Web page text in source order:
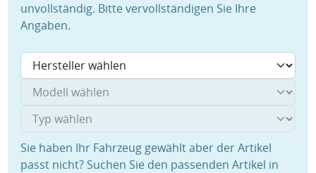
unvollständig. Bitte vervollständigen Sie Ihre
Angaben.
Sie haben Ihr Fahrzeug gewählt aber der Artikel
passt nicht? Suchen Sie den passenden Artikel in